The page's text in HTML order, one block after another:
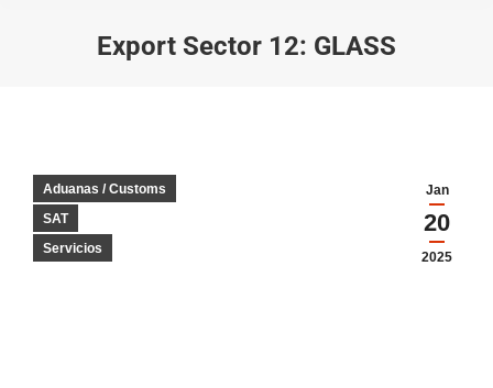
Export Sector 12: GLASS
Jan
20
2025
Aduanas / Customs
SAT
Servicios